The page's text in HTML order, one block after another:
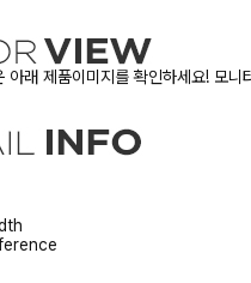
아래 제품이미지를 확인하세요! 모